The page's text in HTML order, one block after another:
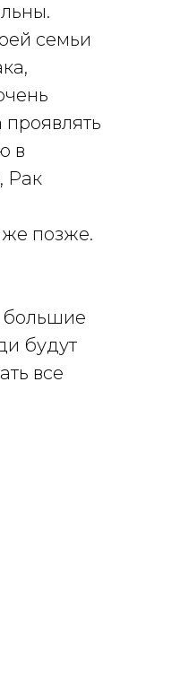
семьи
проявлять
в
Рак
позже.
большие
будут
все